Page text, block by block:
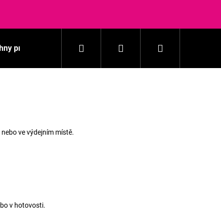
produkty Praní Domácnost
Hledat PřihlášeníNákupní
ve výdejním místě.
v hotovosti.